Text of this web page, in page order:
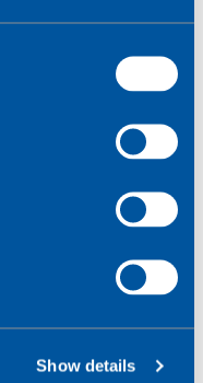
Show details